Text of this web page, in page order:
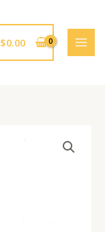
$0.00